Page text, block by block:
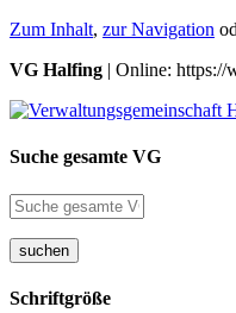
Zum Inhalt, zur Navigation
VG Halfing | Online:
Suche gesamte VG
suchen
Schriftgröße